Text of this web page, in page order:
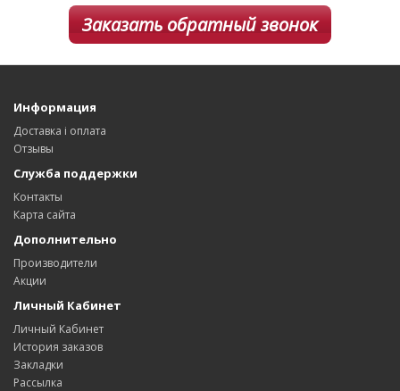
Заказать обратный звонок
Информация
Доставка і оплата
Отзывы
Служба поддержки
Контакты
Карта сайта
Дополнительно
Производители
Акции
Личный Кабинет
Личный Кабинет
История заказов
Закладки
Рассылка